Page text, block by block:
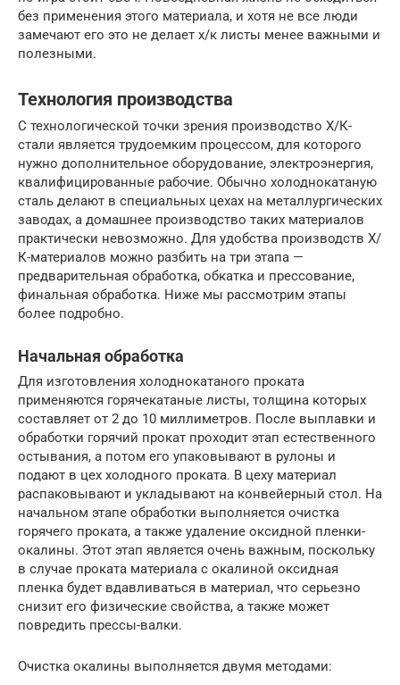
без применения этого материала, и хотя не все люди
замечают его это не делает х/к листы менее важными и
полезными.
Технология производства
С технологической точки зрения производство Х/К-
стали является трудоемким процессом, для которого
нужно дополнительное оборудование, электроэнергия,
квалифицированные рабочие. Обычно холоднокатаную
сталь делают в специальных цехах на металлургических
заводах, а домашнее производство таких материалов
практически невозможно. Для удобства производств Х/
К-материалов можно разбить на три этапа —
предварительная обработка, обкатка и прессование,
финальная обработка. Ниже мы рассмотрим этапы
более подробно.
Начальная обработка
Для изготовления холоднокатаного проката
применяются горячекатаные листы, толщина которых
составляет от 2 до 10 миллиметров. После выплавки и
обработки горячий прокат проходит этап естественного
остывания, а потом его упаковывают в рулоны и
подают в цех холодного проката. В цеху материал
распаковывают и укладывают на конвейерный стол. На
начальном этапе обработки выполняется очистка
горячего проката, а также удаление оксидной пленки-
окалины. Этот этап является очень важным, поскольку
в случае проката материала с окалиной оксидная
пленка будет вдавливаться в материал, что серьезно
снизит его физические свойства, а также может
повредить прессы-валки.
Очистка окалины выполняется двумя методами: